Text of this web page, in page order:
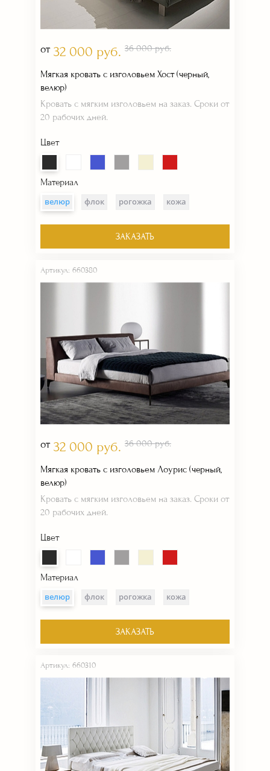
от 32 000 руб. 36 000 руб.
Мягкая кровать с изголовьем Хост (черный,
велюр)
Кровать с мягким изголовьем на заказ. Сроки от
20 рабочих дней.
Цвет
Материал
велюр
флок рогожка кожа
ЗАКАЗАТЬ
Артикул: 660380
от 32 000 руб. 36 000 руб.
Мягкая кровать с изголовьем Лоурис (черный,
велюр)
Кровать с мягким изголовьем на заказ. Сроки от
20 рабочих дней.
Цвет
Материал
велюр
флок рогожка кожа
ЗАКАЗАТЬ
Артикул: 660310